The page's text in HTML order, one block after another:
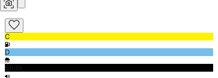
C
D
68db